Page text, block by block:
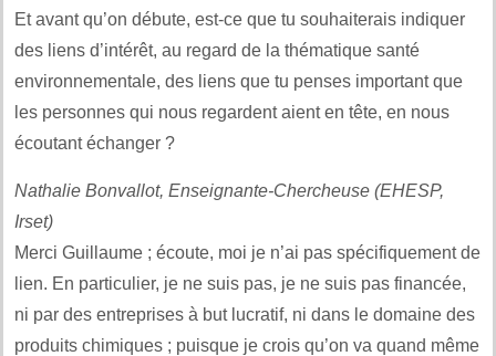
Et avant qu’on débute, est-ce que tu souhaiterais indiquer
des liens d’intérêt, au regard de la thématique santé
environnementale, des liens que tu penses important que
les personnes qui nous regardent aient en tête, en nous
écoutant échanger ?
Nathalie Bonvallot, Enseignante-Chercheuse (EHESP,
Irset)
Merci Guillaume ; écoute, moi je n’ai pas spécifiquement de
lien. En particulier, je ne suis pas, je ne suis pas financée,
ni par des entreprises à but lucratif, ni dans le domaine des
produits chimiques ; puisque je crois qu’on va quand même